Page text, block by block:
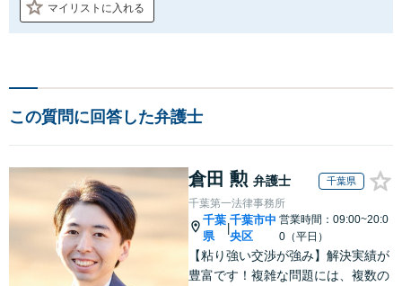
マイリストに入れる
この質問に回答した弁護士
倉田 勲 弁護士 千葉県
千葉第一法律事務所
千葉
県
千葉市中
央区
営業時間：09:00~20:0
0（平日）
【粘り強い交渉が強み】解決実績が
豊富です！複雑な問題には、複数の